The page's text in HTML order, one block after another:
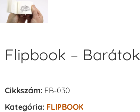
Flipbook – Barátok
Cikkszám: FB-030
Kategória: FLIPBOOK